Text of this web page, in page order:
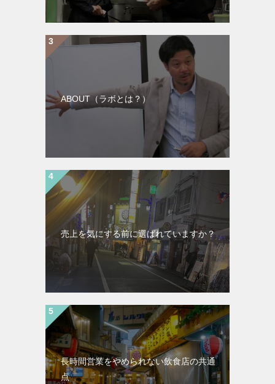
ABOUT（ラボとは？）
売上を気にする前に選ばれていますか？
長時間営業をやめられない飲食店の共通
点